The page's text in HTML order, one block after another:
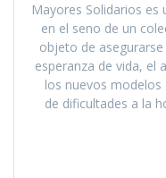
Mayores Solidarios es
en el seno de un
objeto de
esperanza de vida, el
los nuevos modelos
de dificultades a la